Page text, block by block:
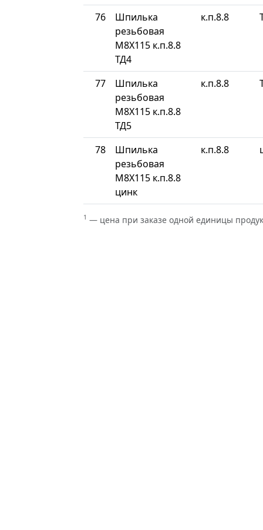
76
Шпилька
резьбовая
М8Х115 к.п.8.8
ТД4
к.п.8.8
77
Шпилька
резьбовая
М8Х115 к.п.8.8
ТД5
к.п.8.8
78
Шпилька
резьбовая
М8Х115 к.п.8.8
цинк
к.п.8.8
1 — цена при заказе одной единицы